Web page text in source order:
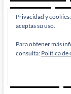
jack kirby los
netflix PC
Star Wars
Privacidad y
aceptas su uso.
Para obtener más
consulta: Política de